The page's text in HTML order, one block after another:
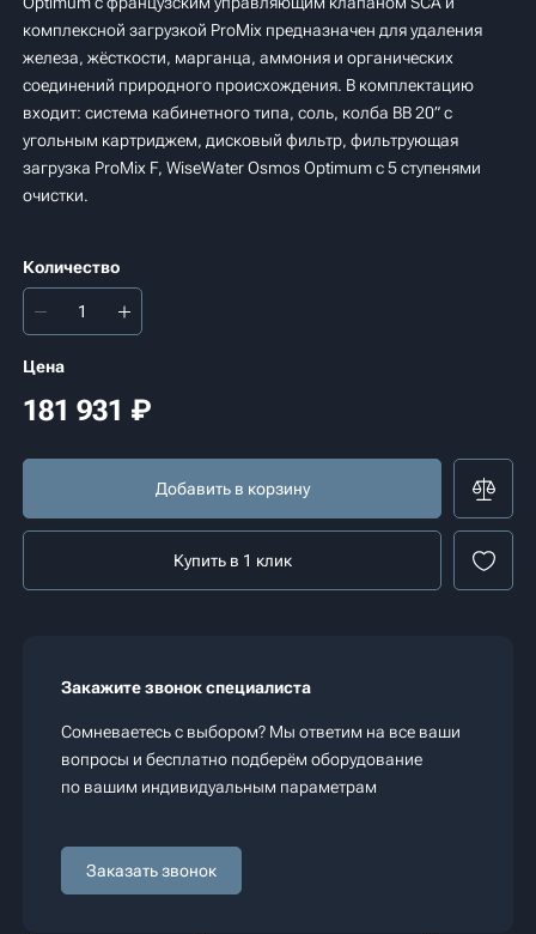
комплексной загрузкой ProMix предназначен для удаления
железа, жёсткости, марганца, аммония и органических
соединений природного происхождения. В комплектацию
входит: система кабинетного типа, соль, колба BB 20” с
угольным картриджем, дисковый фильтр, фильтрующая
загрузка ProMix F, WiseWater Osmos Optimum с 5 ступенями
очистки.
Количество
Цена
181 931 ₽
Добавить в корзину
Купить в 1 клик
Закажите звонок специалиста
Сомневаетесь с выбором? Мы ответим на все ваши
вопросы и бесплатно подберём оборудование
по вашим индивидуальным параметрам
Заказать звонок